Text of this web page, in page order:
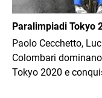
Paralimpiadi Tokyo
Paolo Cecchetto,
Colombari
Tokyo 2020 e